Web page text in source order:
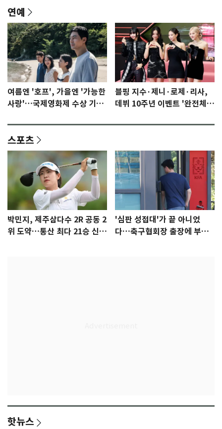
연예
여름엔 '호프', 가을엔 '가능한
사랑'…국제영화제 수상 기대
블핑 지수·제니·로제·리사,
데뷔 10주년 이벤트 '완전체'
스포츠
박민지, 제주삼다수 2R 공동 2
위 도약…통산 최다 21승 신기
'심판 성접대'가 끝 아니었
다…축구협회장 출장에 부인
핫뉴스